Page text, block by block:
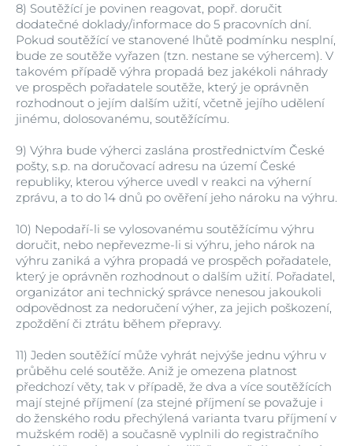
8) Soutěžící je povinen reagovat, popř. doručit
dodatečné doklady/informace do 5 pracovních dní.
Pokud soutěžící ve stanovené lhůtě podmínku nesplní,
bude ze soutěže vyřazen (tzn. nestane se výhercem). V
takovém případě výhra propadá bez jakékoli náhrady
ve prospěch pořadatele soutěže, který je oprávněn
rozhodnout o jejím dalším užití, včetně jejího udělení
jinému, dolosovanému, soutěžícímu.
9) Výhra bude výherci zaslána prostřednictvím České
pošty, s.p. na doručovací adresu na území České
republiky, kterou výherce uvedl v reakci na výherní
zprávu, a to do 14 dnů po ověření jeho nároku na výhru.
10) Nepodaří-li se vylosovanému soutěžícímu výhru
doručit, nebo nepřevezme-li si výhru, jeho nárok na
výhru zaniká a výhra propadá ve prospěch pořadatele,
který je oprávněn rozhodnout o dalším užití. Pořadatel,
organizátor ani technický správce nenesou jakoukoli
odpovědnost za nedoručení výher, za jejich poškození,
zpoždění či ztrátu během přepravy.
11) Jeden soutěžící může vyhrát nejvýše jednu výhru v
průběhu celé soutěže. Aniž je omezena platnost
předchozí věty, tak v případě, že dva a více soutěžících
mají stejné příjmení (za stejné příjmení se považuje i
do ženského rodu přechýlená varianta tvaru příjmení v
mužském rodě) a současně vyplnili do registračního